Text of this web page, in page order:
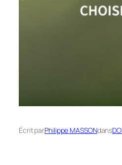
Écrit parPhilippe MASSONdans